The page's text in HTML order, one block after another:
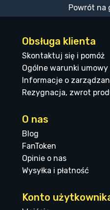
Powrót na
Obsługa klienta
Skontaktuj się i pomóż
Ogólne warunki umowy
Informacje o
Rezygnacja, zwrot
O nas
Blog
FanToken
Opinie o nas
Wysyłka i płatność
Konto